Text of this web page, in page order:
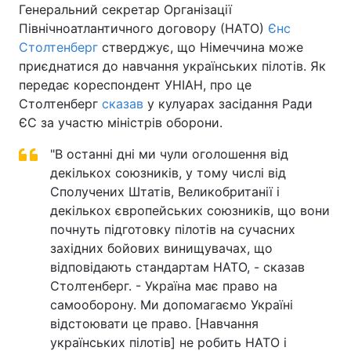
Головна Війна
Україна Політика
Економіка Світ
Спорт Наука
Техно і зв'язок
Зброя Інциденти
Здоров'я Туризм
Цікавинки Погода
Екологія Регіони
Лонгріди
Генеральний секретар Організації
Північноатлантичного договору (НАТО) Єнс
Столтенберг стверджує, що Німеччина може
приєднатися до навчання українських пілотів. Як
передає кореспондент УНІАН, про це
Столтенберг сказав у кулуарах засідання Ради
ЄС за участю міністрів оборони.
"В останні дні ми чули оголошення від
декількох союзників, у тому числі від
Сполучених Штатів, Великобританії і
декількох європейських союзників, що вони
почнуть підготовку пілотів на сучасних
західних бойових винищувачах, що
відповідають стандартам НАТО, - сказав
Столтенберг. - Україна має право на
самооборону. Ми допомагаємо Україні
відстоювати це право. [Навчання
українських пілотів] не робить НАТО і